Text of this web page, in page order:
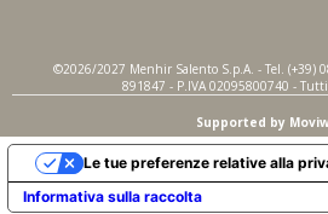
©2026/2027 Menhir Salento S.p.A. - Tel. (+39)
891847 - P.IVA 02095800740 -
Supported by
Informativa sulla raccolta
Le tue preferenze relative alla